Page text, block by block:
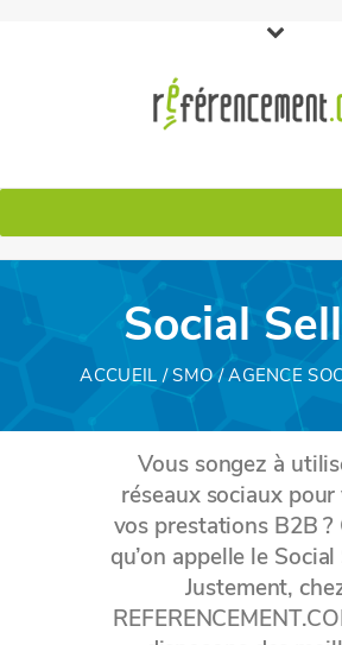
Social
ACCUEIL /SMO/ AGENCE
Vous songez à
réseaux sociaux
vos prestations B2B ?
qu’on appelle le
Justement,